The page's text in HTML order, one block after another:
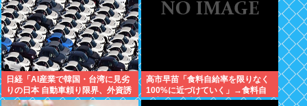
日経「AI産業で韓国・台湾に見劣
りの日本 自動車頼り限界、外資誘
致が必要」どう思う？
高市早苗「食料自給率を限りなく
100%に近づけていく」→食料自
給率が日本史上最低になってしま